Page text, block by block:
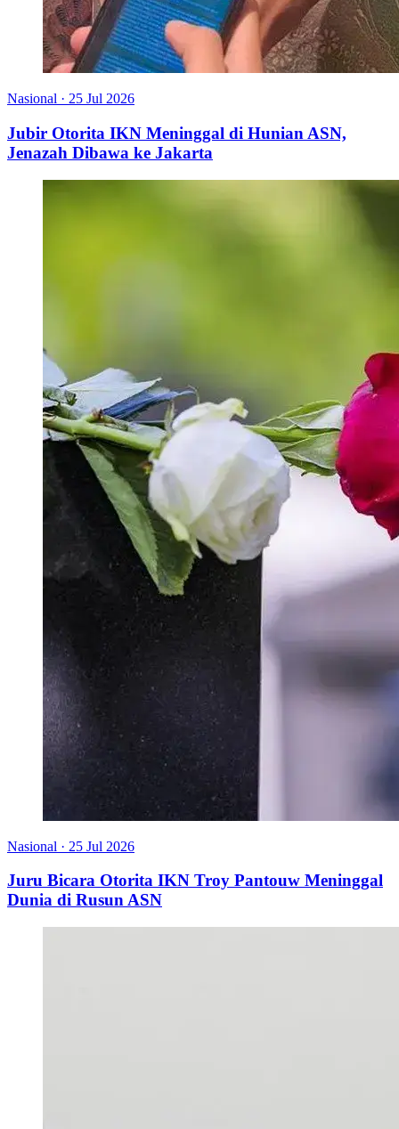
Nasional · 25 Jul 2026
Jubir Otorita IKN Meninggal di Hunian ASN,
Jenazah Dibawa ke Jakarta
Nasional · 25 Jul 2026
Juru Bicara Otorita IKN Troy Pantouw Meninggal
Dunia di Rusun ASN